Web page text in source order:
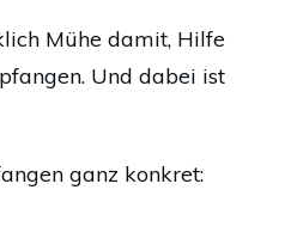
Mühe damit, Hilfe
Und dabei ist
ganz konkret: